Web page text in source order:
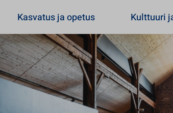
Kasvatus ja opetus Kulttuuri